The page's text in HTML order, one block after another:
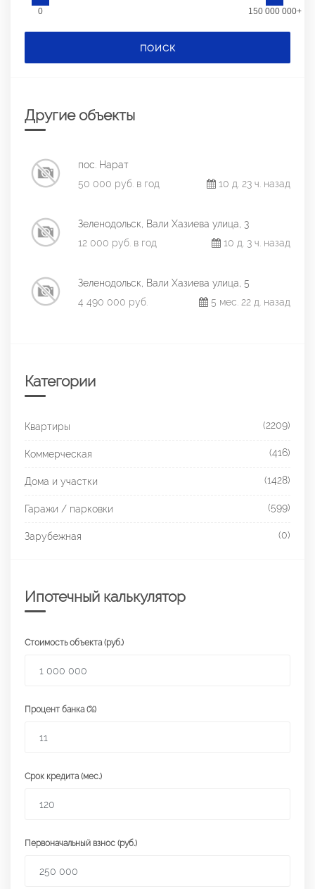
0 150 000 000+
ПОИСК
Другие объекты
пос. Нарат
50 000 руб. в год
10 д. 23 ч. назад
Зеленодольск, Вали Хазиева улица, 3
12 000 руб. в год
10 д. 3 ч. назад
Зеленодольск, Вали Хазиева улица, 5
4 490 000 руб.
5 мес. 22 д. назад
Категории
Квартиры (2209)
Коммерческая (416)
Дома и участки (1428)
Гаражи / парковки (599)
Зарубежная (0)
Ипотечный калькулятор
Стоимость объекта (руб.)
Процент банка (%)
Срок кредита (мес.)
Первоначальный взнос (руб.)